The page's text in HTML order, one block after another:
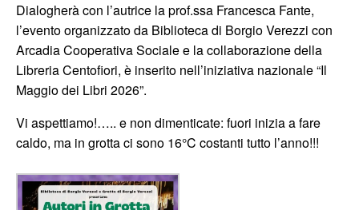
Dialogherà con l’autrice la prof.ssa Francesca Fante,
l’evento organizzato da Biblioteca di Borgio Verezzi con
Arcadia Cooperativa Sociale e la collaborazione della
Libreria Centofiori, è inserito nell’iniziativa nazionale “Il
Maggio dei Libri 2026”.
Vi aspettiamo!….. e non dimenticate: fuori inizia a fare
caldo, ma in grotta ci sono 16°C costanti tutto l’anno!!!